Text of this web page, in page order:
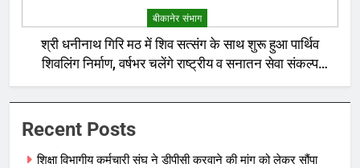
बीकानेर संभाग
श्री धनीनाथ गिरि मठ में शिव सत्संग के साथ शुरू हुआ पार्थिव
शिवलिंग निर्माण, वर्षभर चलेंगे राष्ट्रीय व सनातन सेवा संकल्प
अनुष्ठान
Recent Posts
शिक्षा विभागीय कर्मचारी संघ ने डीपीसी करवाने की मांग को लेकर सौंपा